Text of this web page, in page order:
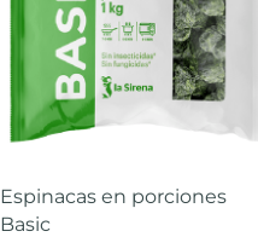
Espinacas en porciones
Basic